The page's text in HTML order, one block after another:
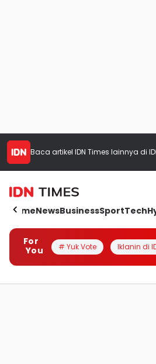
Baca artikel IDN Times lainnya di
HomeNewsBusinessSportTech
For
You
# Yuk Vote Iklanin di